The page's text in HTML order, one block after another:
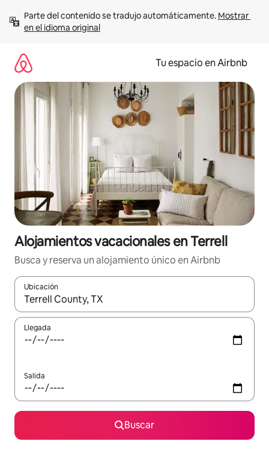
contenido
Parte del contenido se tradujo automáticamente. Mostrar
en el idioma original
Tu espacio en Airbnb
Alojamientos vacacionales en Terrell
Busca y reserva un alojamiento único en Airbnb
Ubicación
Cuando los resultados estén disponibles, podrás navegar
Llegada
Salida
Buscar